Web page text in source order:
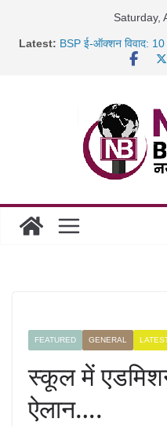
Saturday,
Latest: BSP ई-ऑक्शन विवाद: 10
साइबर ठगी पर दुर्ग पुलिस
गिरफ्तार
FEATURED GENERAL
स्कूल में
ऐलान….